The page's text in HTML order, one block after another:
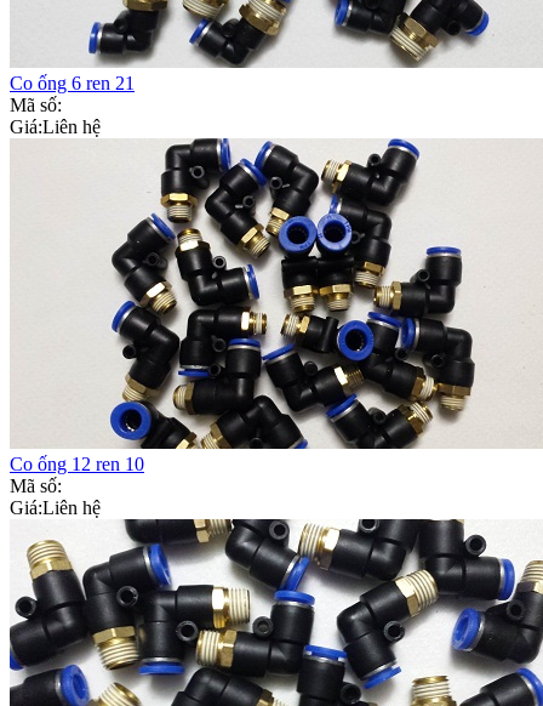
Co ống 6 ren 21
Mã số:
Giá:Liên hệ
Co ống 12 ren 10
Mã số:
Giá:Liên hệ